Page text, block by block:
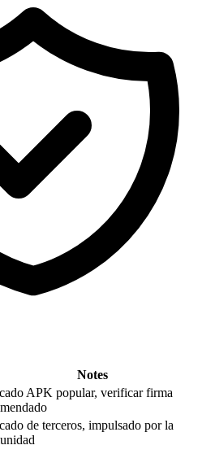
Notes
APK popular, verificar firma
de terceros, impulsado por la